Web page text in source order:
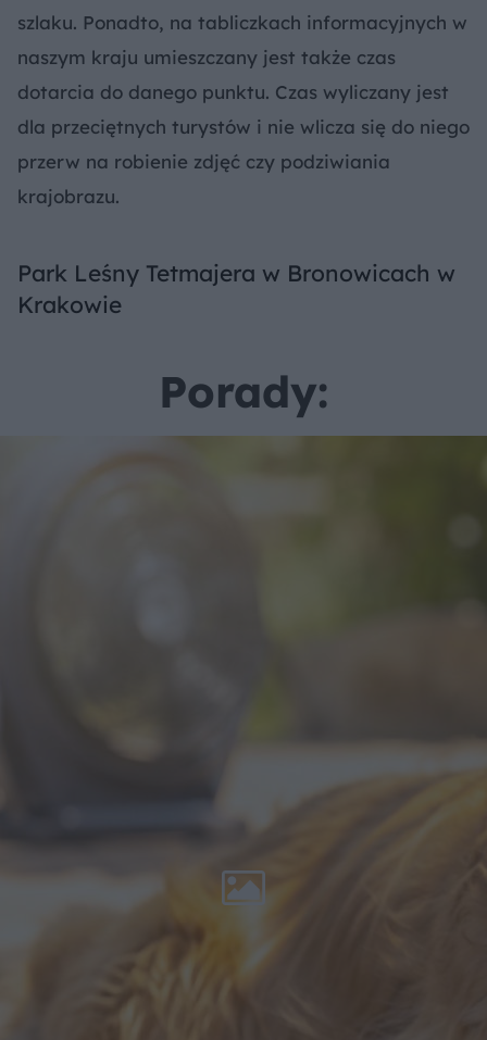
szlaku. Ponadto, na tabliczkach informacyjnych w
naszym kraju umieszczany jest także czas
dotarcia do danego punktu. Czas wyliczany jest
dla przeciętnych turystów i nie wlicza się do niego
przerw na robienie zdjęć czy podziwiania
krajobrazu.
Park Leśny Tetmajera w Bronowicach w
Krakowie
Porady: